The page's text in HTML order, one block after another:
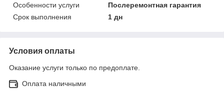
Особенности услуги
Послеремонтная гарантия
Срок выполнения
1 дн
Условия оплаты
Оказание услуги только по предоплате.
Оплата наличными